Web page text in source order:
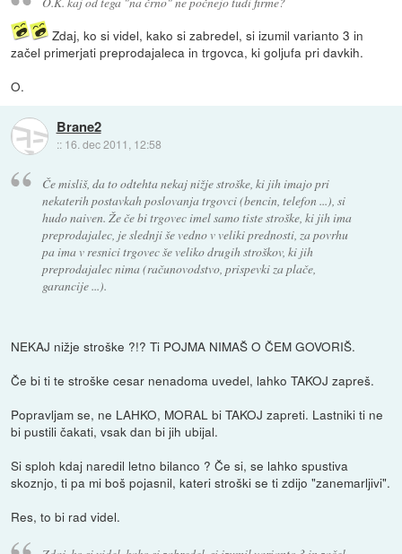
Zdaj, ko si videl, kako si zabredel, si izumil varianto 3 in
začel primerjati preprodajaleca in trgovca, ki goljufa pri davkih.
O.
Brane2
:: 16. dec 2011, 12:58
Če misliš, da to odtehta nekaj nižje stroške, ki jih imajo pri
nekaterih postavkah poslovanja trgovci (bencin, telefon ...), si
hudo naiven. Že če bi trgovec imel samo tiste stroške, ki jih ima
preprodajalec, je slednji še vedno v veliki prednosti, za povrhu
pa ima v resnici trgovec še veliko drugih stroškov, ki jih
preprodajalec nima (računovodstvo, prispevki za plače,
garancije ...).
NEKAJ nižje stroške ?!? Ti POJMA NIMAŠ O ČEM GOVORIŠ.
Če bi ti te stroške cesar nenadoma uvedel, lahko TAKOJ zapreš.
Popravljam se, ne LAHKO, MORAL bi TAKOJ zapreti. Lastniki ti ne
bi pustili čakati, vsak dan bi jih ubijal.
Si sploh kdaj naredil letno bilanco ? Če si, se lahko spustiva
skoznjo, ti pa mi boš pojasnil, kateri stroški se ti zdijo "zanemarljivi".
Res, to bi rad videl.